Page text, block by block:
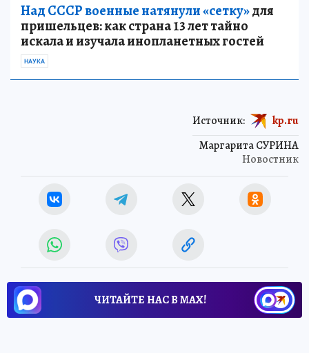
Над СССР военные натянули «сетку»для
пришельцев: как страна 13 лет тайно
искала и изучала инопланетных гостей
НАУКА
Маргарита СУРИНА
Новостник
Источник: kp.ru
ЧИТАЙТЕ НАС В МАХ!